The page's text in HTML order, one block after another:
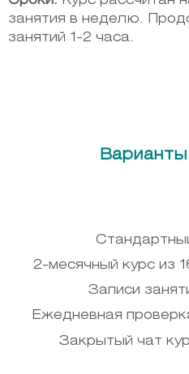
занятия в неделю.
занятий 1-2 часа.
Варианты
2-месячный курс из
Записи
Ежедневная
Закрытый чат